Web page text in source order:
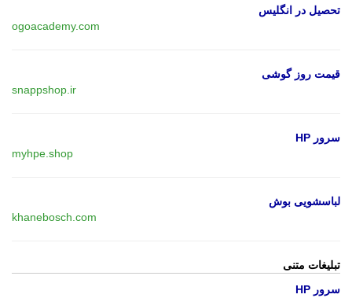
تحصیل در انگلیس
ogoacademy.com
قیمت روز گوشی
snappshop.ir
سرور HP
myhpe.shop
لباسشویی بوش
khanebosch.com
تبلیغات متنی
سرور HP